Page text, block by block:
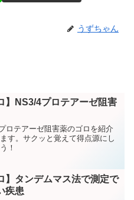
うずちゃん
】NS3/4プロテアーゼ阻害
ロテアーゼ阻害薬のゴロを紹介
す。サクッと覚えて得点源にし
！
】タンデムマス法で測定で
疾患